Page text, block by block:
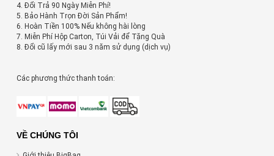
4. Đổi Trả 90 Ngày Miễn Phí!
5. Bảo Hành Trọn Đời Sản Phẩm!
6. Hoàn Tiền 100% Nếu không hài lòng
7. Miễn Phí Hộp Carton, Túi Vải để Tặng Quà
8. Đổi cũ lấy mới sau 3 năm sử dụng (dịch vụ)
Các phương thức thanh toán:
VỀ CHÚNG TÔI